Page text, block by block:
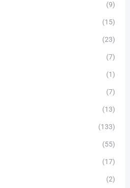
(9)
(15)
(23)
(7)
(1)
(7)
(13)
(133)
(55)
(17)
(2)